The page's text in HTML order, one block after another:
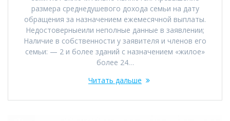
размера среднедушевого дохода семьи на дату
обращения за назначением ежемесячной выплаты.
Недостоверныеили неполные данные в заявлении;
Наличие в собственности у заявителя и членов его
семьи: — 2 и более зданий с назначением «жилое»
более 24…
Читать дальше